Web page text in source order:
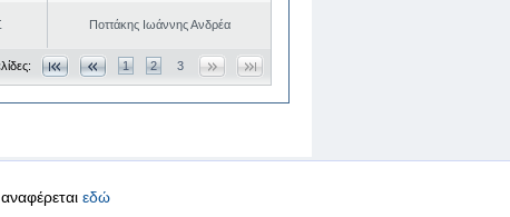
Ποττάκης Ιωάννης Ανδρέα
1 2 3
εδώ